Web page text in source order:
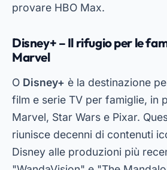
provare HBO Max.
Disney+ – Il rifugio per le
Marvel
O Disney+ è la destinazione
film e serie TV per famiglie, in
Marvel, Star Wars e Pixar.
riunisce decenni di contenuti
Disney alle produzioni più